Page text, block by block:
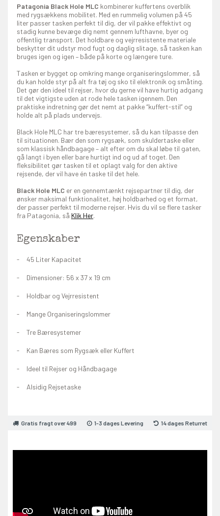
Patagonia Black Hole MLC kombinerer kuffertens overblik
med rygsækkens mobilitet. Med en rummelig volumen på 45
liter passer tasken perfekt til dig, der vil pakke effektivt og
stadig kunne bevæge dig nemt gennem lufthavne, byer og
offentlig transport. Det holdbare og vejrresistente materiale
beskytter dit udstyr mod fugt og daglig slitage, så tasken kan
bruges igen og igen – både på korte og længere ture.
Tasken er bygget op omkring mange organiseringslommer, så
du kan holde styr på alt fra tøj og sko til elektronik og småting.
Det gør den ideel til rejser, hvor du gerne vil have hurtig adgang
til det vigtigste uden at rode hele tasken igennem. Den
praktiske indretning gør det nemt at pakke “kuffert-stil” og
holde alt på plads undervejs.
Black Hole MLC har tre bæresystemer, så du kan tilpasse den
til situationen. Bær den som rygsæk, som skuldertaske eller
som klassisk håndbagage – alt efter om du skal løbe til gaten,
gå langt i byen eller bare hurtigt ind og ud af toget. Den
fleksibilitet gør tasken til et oplagt valg for den aktive
rejsende, der vil have én taske til det hele.
Black Hole MLC er en gennemtænkt rejsepartner til dig, der
ønsker maksimal funktionalitet, høj holdbarhed og et format,
der passer perfekt til moderne rejser. Hvis du vil se flere tasker
fra Patagonia, så Klik Her.
Egenskaber
45 Liter Kapacitet
Dimensioner: 56 x 37 x 19 cm
Holdbar og Vejrresistent
Mange Organiseringslommer
Tre Bæresystemer
Kan Bæres som Rygsæk eller Kuffert
Ideel til Rejser og Håndbagage
Alsidig Rejsetaske
Gratis fragt over 499 1-3 dages Levering 14 dages Returret